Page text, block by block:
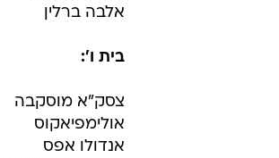
אלבה ברלין
בית ו':
צסק"א מוסקבה
אולימפיאקוס
אנדולו אפס